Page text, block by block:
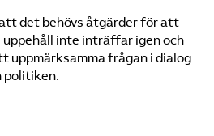
det behövs åtgärder för att
inte inträffar igen och
frågan i dialog
politiken.